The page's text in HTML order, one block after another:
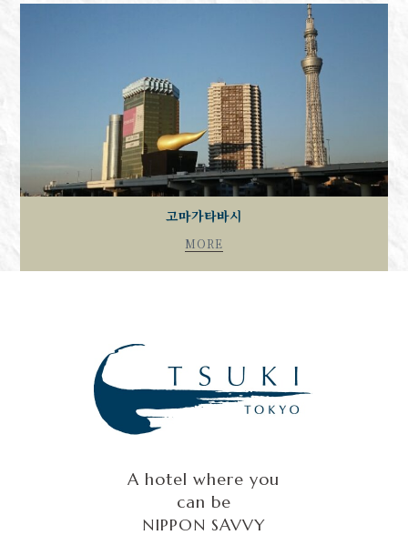
고마가타바시
MORE
A hotel where you
can be
NIPPON SAVVY